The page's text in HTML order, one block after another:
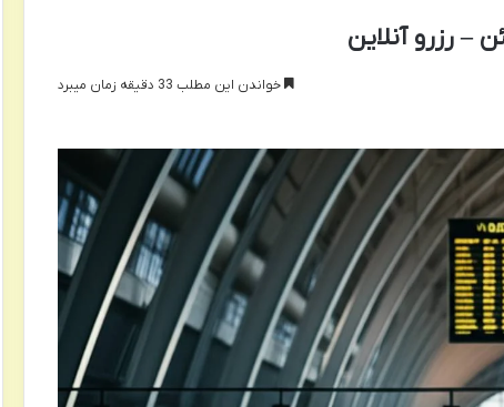
– رزرو آنلاین
خواندن این مطلب 33 دقیقه زمان میبرد